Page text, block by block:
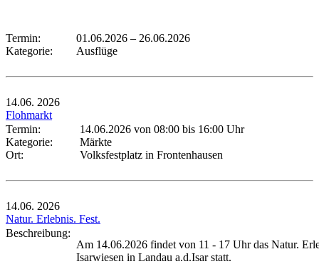
Termin: 01.06.2026 – 26.06.2026
Kategorie:
Ausflüge
14.06. 2026
Flohmarkt
Termin:
14.06.2026 von 08:00 bis 16:00 Uhr
Kategorie:
Märkte
Ort:
Volksfestplatz in Frontenhausen
14.06. 2026
Natur. Erlebnis. Fest.
Beschreibung:
Am 14.06.2026 findet von 11 - 17 Uhr das Natur.
Isarwiesen in Landau a.d.Isar statt.